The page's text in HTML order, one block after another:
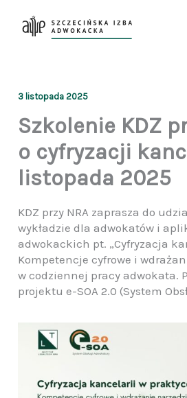
3 listopada 2025
Szkolenie KDZ
o cyfryzacji
listopada 2025
KDZ przy NRA zaprasza do
wykładzie dla adwokatów i
adwokackich pt. „Cyfryzacja
Kompetencje cyfrowe i
w codziennej pracy adwokata.
projektu e-SOA 2.0 (System